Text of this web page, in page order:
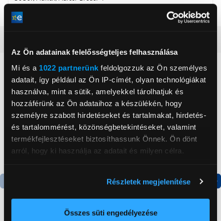
Az Ön adatainak felelősségteljes felhasználása
Mi és a 1022 partnerünk feldolgozzuk az Ön személyes
adatait, így például az Ön IP-címét, olyan technológiákat
használva, mint a sütik, amelyekkel tárolhatjuk és
hozzáférünk az Ön adataihoz a készülékén, hogy
személyre szabott hirdetéseket és tartalmakat, hirdetés-
és tartalommérést, közönségbetekintéseket, valamint
termékfejlesztéseket biztosíthassunk Önnek. Ön dönt
arról, hogy ki használja az adatait és milyen célra.
elhelyezkedéséről pár méteres pontossággal
Az Ön készülékén beazonosítása annak konkrét
Részletek megjelenítése
Összes süti engedélyezése
Neked ajánljuk